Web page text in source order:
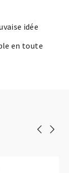
idée
en toute